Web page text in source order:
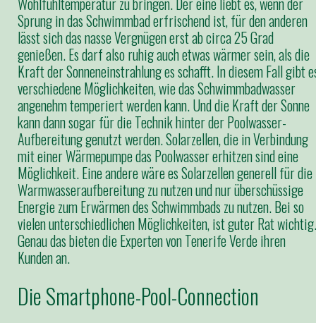
Sprung in das Schwimmbad erfrischend ist, für den anderen
lässt sich das nasse Vergnügen erst ab circa 25 Grad
genießen. Es darf also ruhig auch etwas wärmer sein, als die
Kraft der Sonneneinstrahlung es schafft. In diesem Fall gibt
verschiedene Möglichkeiten, wie das Schwimmbadwasser
angenehm temperiert werden kann. Und die Kraft der Sonne
kann dann sogar für die Technik hinter der Poolwasser-
Aufbereitung genutzt werden. Solarzellen, die in Verbindung
mit einer Wärmepumpe das Poolwasser erhitzen sind eine
Möglichkeit. Eine andere wäre es Solarzellen generell für die
Warmwasseraufbereitung zu nutzen und nur überschüssige
Energie zum Erwärmen des Schwimmbads zu nutzen. Bei so
vielen unterschiedlichen Möglichkeiten, ist guter Rat wichtig.
Genau das bieten die Experten von Tenerife Verde ihren
Kunden an.
Die Smartphone-Pool-Connection